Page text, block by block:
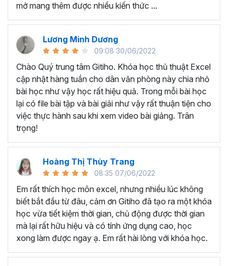
để kết nối cho Gitiho qua hotline 0774 116 285 để được
tư vấn chi tiết nhé.
Nội dung bài giảng trong khóa
học thủ thuật trên Excel của
Gitiho?
Khóa học Thủ thuật Excel cập nhật các mẹo Excel văn
phòng hàng tuần, bạn có thể được update những nội
dung mới nhất về tin học văn phòng như sau:
Định dạng nhanh bằng công cụFormat Paintervà
toán, các thủ thuật excel tính tổng, đặt tên nhanh
cho bảng tính, hiển thị công thức trong ô, tạo ghi
chú và cố định dòng - cột.
Kỹ thuật định dạng và xử lý dữ liệu bao gồm tự động
thêm ký hiệu tiền tệ, viết biểu thức hóa học - toán
học và loại bỏ dữ liệu trùng lặp.
Tổng hợp thủ thuật với hàm, công thức bao gồm
cách tắt/mở gợi ý khi viết hàm, đặt tên và sử dụng
mở mang thêm được nhiều kiến thức ...
Lương Minh Dương
09:08 30/06/2022
Chào Quý trung tâm Gitiho. Khóa học thủ thuật Excel
cập nhật hàng tuần cho dân văn phòng này chia nhỏ
bài học như vậy học rất hiệu quả. Trong mỗi bài học
lại có file bài tập và bài giải như vậy rất thuận tiện cho
việc thực hành sau khi xem video bài giảng. Trân
trọng!
Hoàng Thị Thùy Trang
08:35 07/06/2022
Em rất thích học môn excel, nhưng nhiều lúc không
biết bắt đầu từ đâu, cảm ơn Gitiho đã tạo ra một khóa
học vừa tiết kiệm thời gian, chủ động được thời gian
mà lại rất hữu hiệu và có tính ứng dụng cao, học
xong làm được ngay ạ. Em rất hài lòng với khóa học.